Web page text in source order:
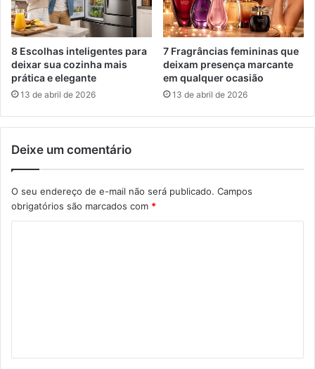
8 Escolhas inteligentes para
deixar sua cozinha mais
prática e elegante
13 de abril de 2026
7 Fragrâncias femininas que
deixam presença marcante
em qualquer ocasião
13 de abril de 2026
Deixe um comentário
O seu endereço de e-mail não será publicado. Campos
obrigatórios são marcados com *
á